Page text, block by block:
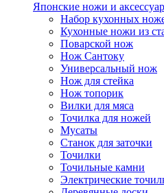
Японские ножи и
Набор кухонных
Кухонные ножи из
Поварской нож
Нож Сантоку
Универсальный нож
Нож для стейка
Нож топорик
Вилки для мяса
Точилка для ножей
Мусаты
Станок для заточки
Точилки
Точильные камни
Электрические